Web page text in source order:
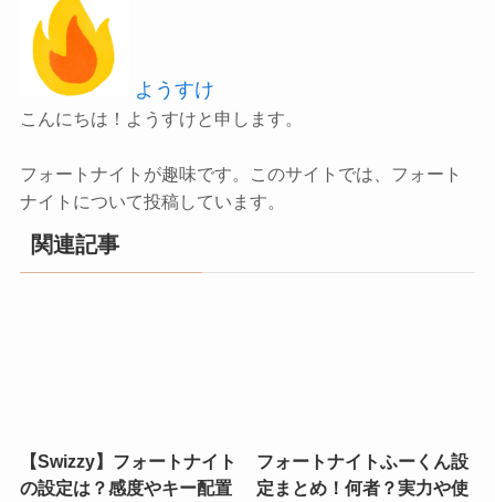
ようすけ
こんにちは！ようすけと申します。
フォートナイトが趣味です。このサイトでは、フォート
ナイトについて投稿しています。
関連記事
【Swizzy】フォートナイト
の設定は？感度やキー配置
フォートナイトふーくん設
定まとめ！何者？実力や使